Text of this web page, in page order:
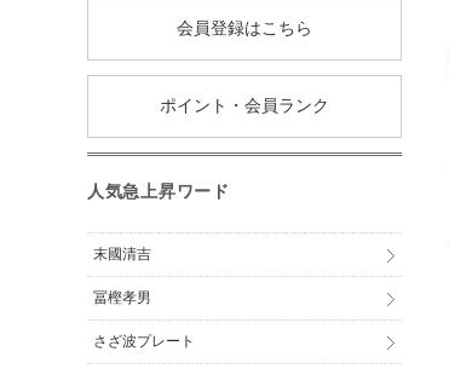
会員登録はこちら
ポイント・会員ランク
人気急上昇ワード
末國清吉
冨樫孝男
さざ波プレート